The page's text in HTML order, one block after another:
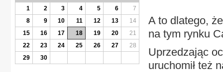
A to dlatego,
na tym rynku
Uprzedzając
uruchomił też
1
2 3 4 5 6
7
8
9 10 11 12 13
14
15
16 17 18 19 20
21
22
23 24 25 26 27
28
29
30